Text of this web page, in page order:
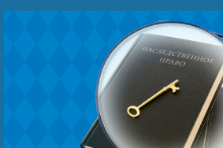
Безнең җиңү
Видео турында безне